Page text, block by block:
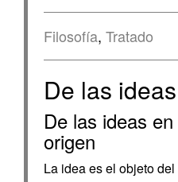
Filosofía, Tratado
De las ideas
De las ideas
origen
La idea es el objeto